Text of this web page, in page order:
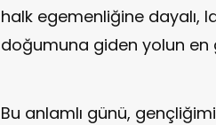
halk egemenliğine dayalı,
doğumuna giden yolun en
Bu anlamlı günü,